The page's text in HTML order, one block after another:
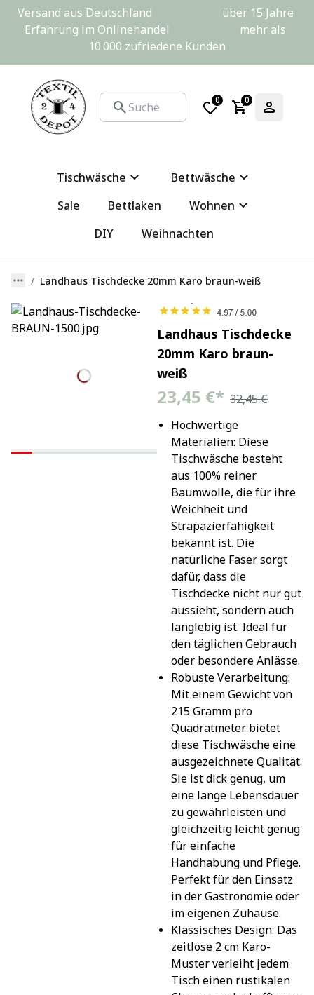
Versand aus Deutschland                         über 15 Jahre
Erfahrung im Onlinehandel                         mehr als
10.000 zufriedene Kunden
0 0
Tischwäsche
Bettwäsche
Sale
Bettlaken
Wohnen
DIY
Weihnachten
Landhaus Tischdecke 20mm Karo braun-weiß
Landhaus Tischdecke
20mm Karo braun-
weiß
23,45 €* 32,45 €
Hochwertige
Materialien: Diese
Tischwäsche besteht
aus 100% reiner
Baumwolle, die für ihre
Weichheit und
Strapazierfähigkeit
bekannt ist. Die
natürliche Faser sorgt
dafür, dass die
Tischdecke nicht nur gut
aussieht, sondern auch
langlebig ist. Ideal für
den täglichen Gebrauch
oder besondere Anlässe.
Robuste Verarbeitung:
Mit einem Gewicht von
215 Gramm pro
Quadratmeter bietet
diese Tischwäsche eine
ausgezeichnete Qualität.
Sie ist dick genug, um
eine lange Lebensdauer
zu gewährleisten und
gleichzeitig leicht genug
für einfache
Handhabung und Pflege.
Perfekt für den Einsatz
in der Gastronomie oder
im eigenen Zuhause.
Klassisches Design: Das
zeitlose 2 cm Karo-
Muster verleiht jedem
Tisch einen rustikalen